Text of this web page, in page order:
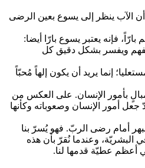
أن الآب ينظر إلى يسوع بعين الرضى
فإنه يعتبر يسوع بارّا أيضا:
يفهم ويفسر بشكل دقيق كل
إنما يريد أن يكون إلهاً مُحبّاً
مبالٍ بأمور الإنسان. على العكس من
جعل أمور الإنسان وصعوباته وكأنها
أمام رضى الربّ. فهو يُسرّ بنا
البشريّة، وعندما نُقرّ بأن هذه
أعظم عطيّة قدمها لنا.